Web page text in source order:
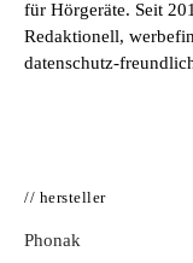
für Hörgeräte. Seit
Redaktionell,
datenschutz-
// hersteller
Phonak